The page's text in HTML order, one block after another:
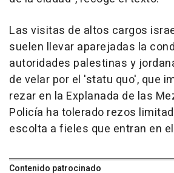
Las visitas de altos cargos
suelen llevar aparejadas la
autoridades palestinas y
de velar por el 'statu quo', que
rezar en la Explanada de las
Policía ha tolerado rezos
escolta a fieles que entran en
Contenido patrocinado